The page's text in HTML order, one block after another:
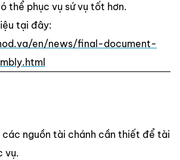
thể phục vụ sứ vụ tốt hơn.
en/news/final-document-
các nguồn tài chánh cần thiết để tài
vụ.